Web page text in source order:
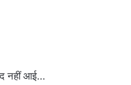
नहीं आई…